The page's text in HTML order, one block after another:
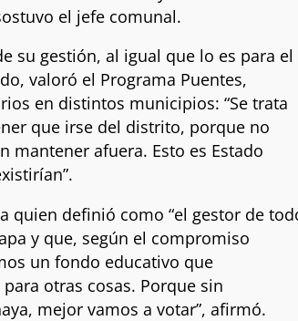
el jefe comunal.
su gestión, al igual que lo es para el
valoró el Programa Puentes,
en distintos municipios: “Se trata
que irse del distrito, porque no
afuera. Esto es Estado
quien definió como “el gestor de
y que, según el compromiso
un fondo educativo que
otras cosas. Porque sin
mejor vamos a votar”, afirmó.